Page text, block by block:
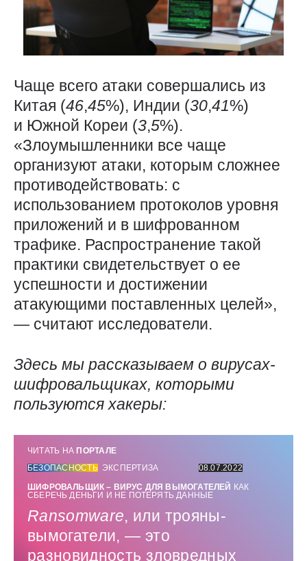
Чаще всего атаки совершались из
Китая (46,45%), Индии (30,41%)
и Южной Кореи (3,5%).
«Злоумышленники все чаще
организуют атаки, которым сложнее
противодействовать: с
использованием протоколов уровня
приложений и в шифрованном
трафике. Распространение такой
практики свидетельствует о ее
успешности и достижении
атакующими поставленных целей»,
— считают исследователи.
Здесь мы рассказываем о вирусах-
шифровальщиках, которыми
пользуются хакеры:
ЧИТАТЬ НА ПОРТАЛЕ
БЕЗОПАСНОСТЬ ЭКСПЕРТИЗА
08.07.2022
ШИФРОВАЛЬЩИК – ВИРУС ДЛЯ ВЫМОГАТЕЛЕЙ КАК
СБЕРЕЧЬ ДЕНЬГИ И НЕ ПОТЕРЯТЬ ДАННЫЕ
Ransomware, или трояны-
вымогатели, — это
разновидность зловредных